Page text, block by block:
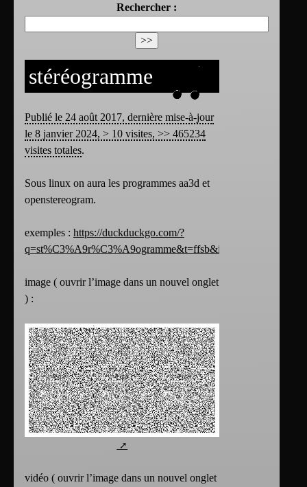
Rechercher :
stéréogramme
Publié le 24 août 2017, dernière mise-à-jour
le 8 janvier 2024, > 10 visites, >> 465234
visites totales.
Sous linux on aura les programmes aa3d et
openstereogram.
exemples : https://duckduckgo.com/?
q=st%C3%A9r%C3%A9ogramme&t=ffsb&iax=1&ia=images
image ( ouvrir l’image dans un nouvel onglet
) :
vidéo ( ouvrir l’image dans un nouvel onglet